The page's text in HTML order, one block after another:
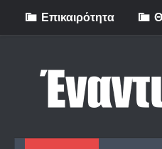
Skip to content
Eπικαιρότητα